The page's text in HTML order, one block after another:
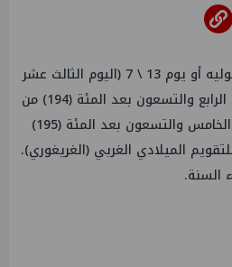
13 يوليو أو 13 تمُّوز أو 13 يوليه أو يوم 13 \ 7 (اليوم الثالث عشر
من الشهر السابع) هو اليوم الرابع والتسعون بعد المئة (194) من
السنوات البسيطة، أو اليوم الخامس والتسعون بعد المئة (195)
الميلادي الغربي (الغريغوري).